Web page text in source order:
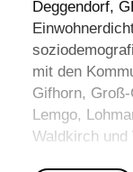
Deggendorf,
mit den
Gifhorn,
Lemgo,
Waldkirch und